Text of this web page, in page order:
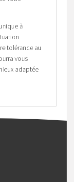
à
tolérance au
vous
adaptée